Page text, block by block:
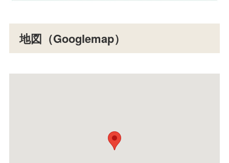
地図（Googlemap）